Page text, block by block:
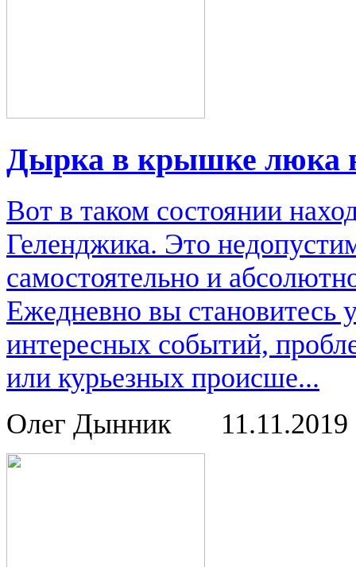
Дырка в крышке люка
Вот в таком состоянии
Геленджика. Это
самостоятельно и
Ежедневно вы становитесь
интересных событий,
или курьезных происше...
Олег Дынник
11.11.2019